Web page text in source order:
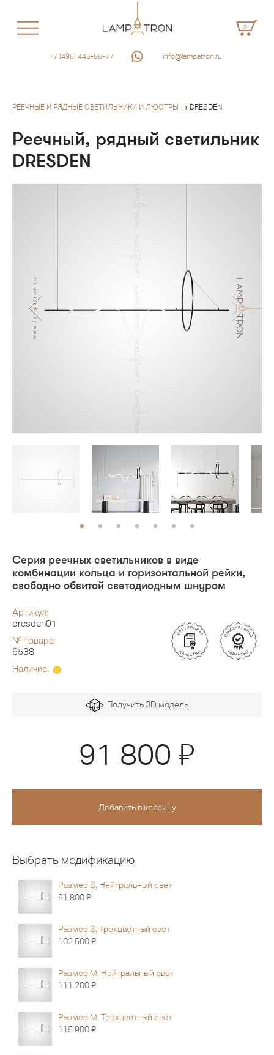
0
+7 (495) 445-55-77 info@lampatron.ru
РЕЕЧНЫЕ И РЯДНЫЕ СВЕТИЛЬНИКИ И ЛЮСТРЫ → DRESDEN
Реечный, рядный светильник
DRESDEN
Серия реечных светильников в виде
комбинации кольца и горизонтальной рейки,
свободно обвитой светодиодным шнуром
Артикул:
dresden01
№ товара:
6538
Наличие:
Получить 3D модель
91 800 Я
Выбрать модификацию
Размер S. Нейтральный свет
91 800Я
Размер S. Трехцветный свет
102 500Я
Размер M. Нейтральный свет
111 200Я
Размер M. Трехцветный свет
115 900Я